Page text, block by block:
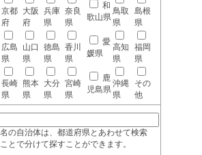
京都
府
大阪
府
兵庫
県
奈良
県
和
歌山県
鳥取
県
島根
県
広島
県
山口
県
徳島
県
香川
県
愛
媛県
高知
県
福岡
県
長崎
県
熊本
県
大分
県
宮崎
県
鹿
児島県
沖縄
県
その
他
の自治体は、都道府県とあわせて検索
とで分けて探すことができます。